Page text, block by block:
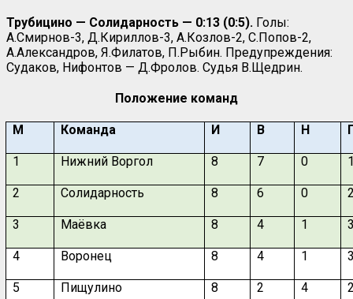
Трубицино — Солидарность — 0:13 (0:5). Голы:
А.Смирнов-3, Д.Кириллов-3, А.Козлов-2, С.Попов-2,
А.Александров, Я.Филатов, П.Рыбин. Предупреждения:
Судаков, Нифонтов — Д.Фролов. Судья В.Щедрин.
Положение команд
М Команда И В Н
1 Нижний Воргол 8 7 0
2 Солидарность 8 6 0
3 Маёвка 8 4 1
4 Воронец 8 4 1
5 Пищулино 8 2 4